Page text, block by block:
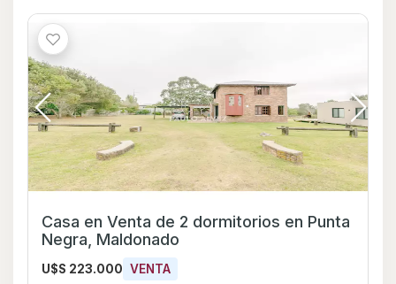
Casa en Venta de 2 dormitorios en Punta
Negra, Maldonado
U$S 223.000 VENTA